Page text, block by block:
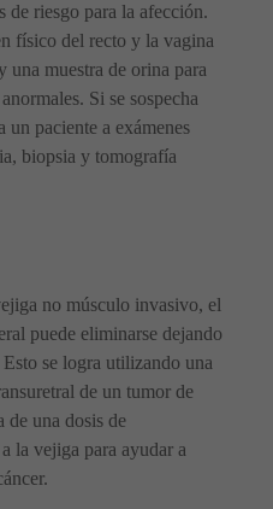
de riesgo para la afección.
físico del recto y la vagina
una muestra de orina para
Si se sospecha
un paciente a exámenes
biopsia y tomografía
no músculo invasivo, el
puede eliminarse dejando
se logra utilizando una
de un tumor de
de una dosis de
la vejiga para ayudar a